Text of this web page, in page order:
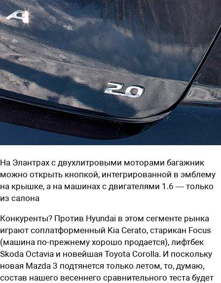
На Элантрах с двухлитровыми моторами багажник
можно открыть кнопкой, интегрированной в эмблему
на крышке, а на машинах с двигателями 1.6 — только
из салона
Конкуренты? Против Hyundai в этом сегменте рынка
играют соплатформенный Kia Cerato, старикан Focus
(машина по-прежнему хорошо продается), лифтбек
Skoda Octavia и новейшая Toyota Corolla. И поскольку
новая Mazda 3 подтянется только летом, то, думаю,
состав нашего весеннего сравнительного теста будет